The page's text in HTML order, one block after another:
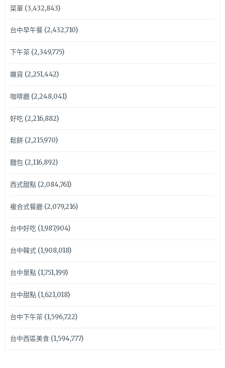
菜單(3,432,843)
台中早午餐(2,432,710)
下午茶(2,349,775)
雜貨 (2,251,442)
咖啡廳(2,248,041)
好吃(2,216,882)
鬆餅(2,215,970)
麵包(2,116,892)
西式甜點(2,084,761)
複合式餐廳(2,079,216)
台中好吃(1,987,904)
台中韓式(1,908,018)
台中景點(1,751,199)
台中甜點(1,621,018)
台中下午茶(1,596,722)
台中西區美食(1,594,777)